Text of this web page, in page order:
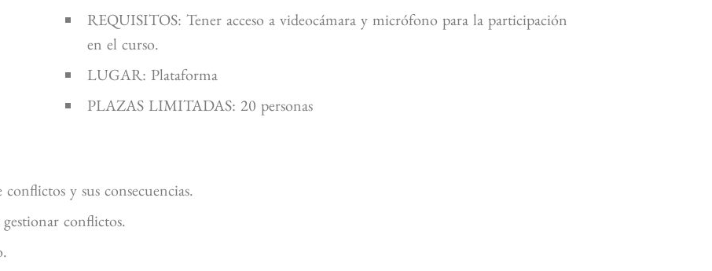
REQUISITOS: Tener acceso a videocámara y micrófono para la participación
en el curso.
LUGAR: Plataforma
PLAZAS LIMITADAS: 20 personas
y sus consecuencias.
conflictos.